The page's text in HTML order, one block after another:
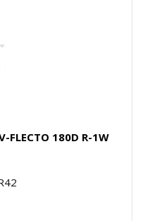
FLECTO 180D R-1W